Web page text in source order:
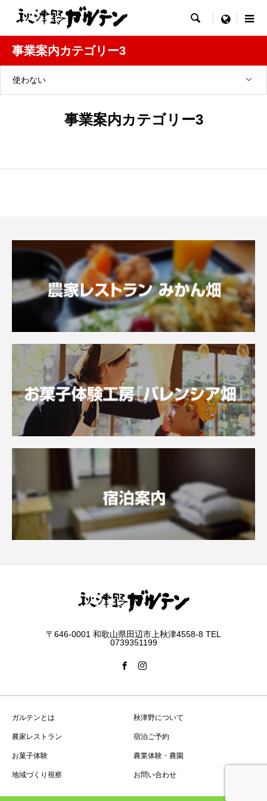
 menu
事業案内カテゴリー3
使わない
事業案内カテゴリー3
〒646-0001 和歌山県田辺市上秋津4558-8 TEL
0739351199
ガルテンとは 秋津野について
農家レストラン 宿泊ご予約
お菓子体験 農業体験・農園
地域づくり視察 お問い合わせ